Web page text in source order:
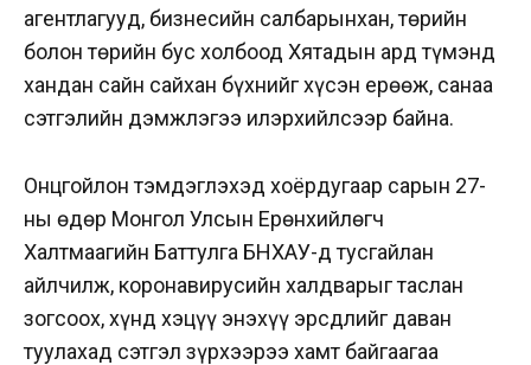
агентлагууд, бизнесийн салбарынхан, төрийн
болон төрийн бус холбоод Хятадын ард түмэнд
хандан сайн сайхан бүхнийг хүсэн ерөөж, санаа
сэтгэлийн дэмжлэгээ илэрхийлсээр байна.
Онцгойлон тэмдэглэхэд хоёрдугаар сарын 27-
ны өдөр Монгол Улсын Ерөнхийлөгч
Халтмаагийн Баттулга БНХАУ-д тусгайлан
айлчилж, коронавирусийн халдварыг таслан
зогсоох, хүнд хэцүү энэхүү эрсдлийг даван
туулахад сэтгэл зүрхээрээ хамт байгаагаа